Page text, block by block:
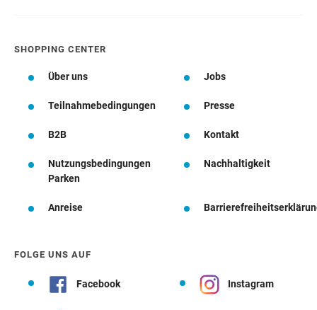
SHOPPING CENTER
Über uns Jobs
Teilnahmebedingungen Presse
B2B Kontakt
Nutzungsbedingungen
Parken
Nachhaltigkeit
Anreise
FOLGE UNS AUF
Facebook Instagram